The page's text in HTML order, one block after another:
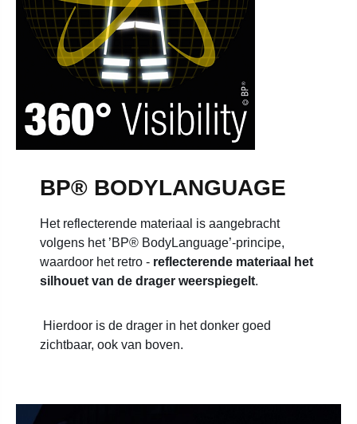
BP® BODYLANGUAGE
Het reflecterende materiaal is aangebracht
volgens het ’BP® BodyLanguage’-principe,
waardoor het retro - reflecterende materiaal het
silhouet van de drager weerspiegelt.
Hierdoor is de drager in het donker goed
zichtbaar, ook van boven.